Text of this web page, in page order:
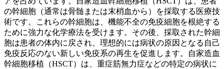
の幹細胞（通常は骨髄または末梢血から）を採取する医療技
術です。これらの幹細胞は、機能不全の免疫細胞を根絶する
ために強力な化学療法を受けます。その後、採取された幹細
胞は患者の体内に戻され、理想的には病状の原因となる自己
免疫反応のない新しい免疫系の再生を促進します。自家造血
幹細胞移植（HSCT）は、重症筋無力症などの特定の病状に